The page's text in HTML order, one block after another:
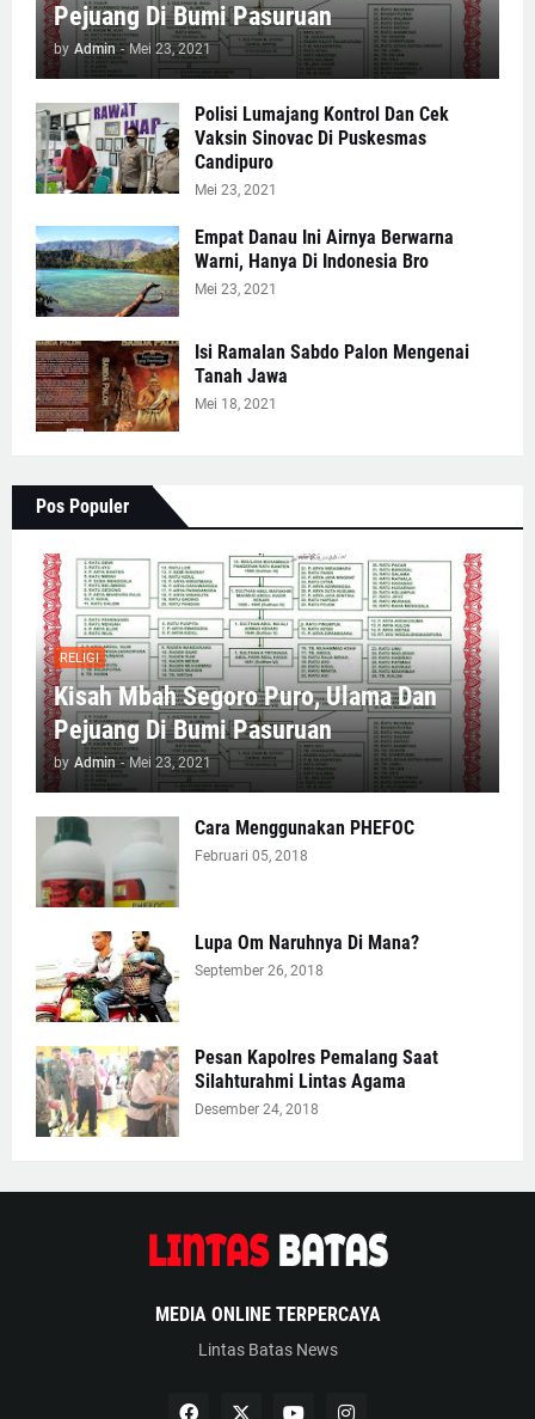
Pejuang Di Bumi Pasuruan
by Admin - Mei 23, 2021
Polisi Lumajang Kontrol Dan Cek
Vaksin Sinovac Di Puskesmas
Candipuro
Mei 23, 2021
Empat Danau Ini Airnya Berwarna
Warni, Hanya Di Indonesia Bro
Mei 23, 2021
Isi Ramalan Sabdo Palon Mengenai
Tanah Jawa
Mei 18, 2021
Pos Populer
RELIGI
Kisah Mbah Segoro Puro, Ulama Dan
Pejuang Di Bumi Pasuruan
by Admin - Mei 23, 2021
Cara Menggunakan PHEFOC
Februari 05, 2018
Lupa Om Naruhnya Di Mana?
September 26, 2018
Pesan Kapolres Pemalang Saat
Silahturahmi Lintas Agama
Desember 24, 2018
MEDIA ONLINE TERPERCAYA
Lintas Batas News